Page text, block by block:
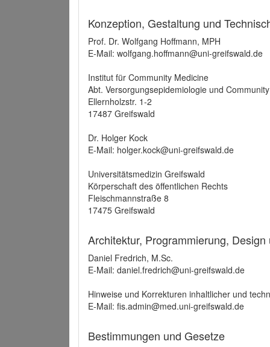
Konzeption, Gestaltung und
Prof. Dr. Wolfgang Hoffmann, MPH
E-Mail: wolfgang.hoffmann@uni-greifswald.de
Institut für Community Medicine
Abt. Versorgungsepidemiologie und
Ellernholzstr. 1-2
17487 Greifswald
Dr. Holger Kock
E-Mail: holger.kock@uni-greifswald.de
Universitätsmedizin Greifswald
Körperschaft des öffentlichen Rechts
Fleischmannstraße 8
17475 Greifswald
Architektur, Programmierung,
Daniel Fredrich, M.Sc.
E-Mail: daniel.fredrich@uni-greifswald.de
Hinweise und Korrekturen inhaltlicher und
E-Mail: fis.admin@med.uni-greifswald.de
Bestimmungen und Gesetze